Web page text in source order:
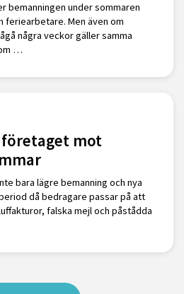
bemanningen under sommaren
feriearbetare. Men även om
några veckor gäller samma
…
företaget mot
bara lägre bemanning och nya
då bedragare passar på att
falska mejl och påstådda